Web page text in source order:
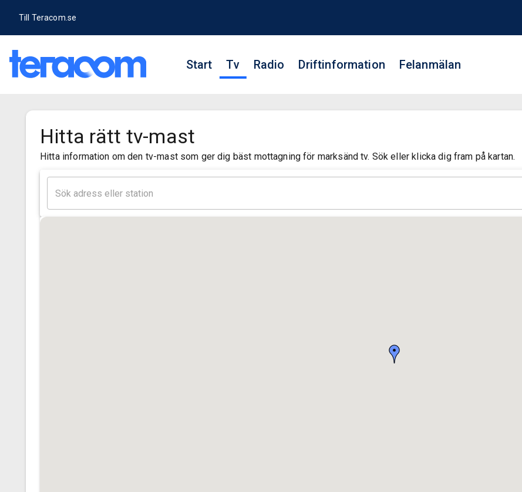
Till Teracom.se
Start Tv Radio Driftinformation Felanmälan
Hitta rätt tv-mast
Hitta information om den tv-mast som ger dig bäst mottagning för marksänd tv. Sök eller klicka dig fram på kartan.